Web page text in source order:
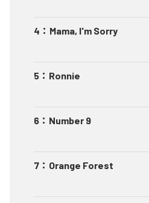
4 ： Mama, I'm Sorry
5 ： Ronnie
6 ： Number 9
7 ： Orange Forest